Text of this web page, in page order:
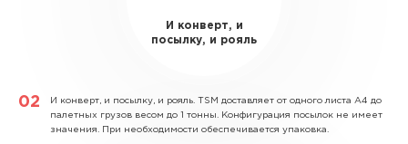
И конверт, и
посылку, и рояль
И конверт, и посылку, и рояль. TSM доставляет от одного листа А4 до
палетных грузов весом до 1 тонны. Конфигурация посылок не имеет
значения. При необходимости обеспечивается упаковка.